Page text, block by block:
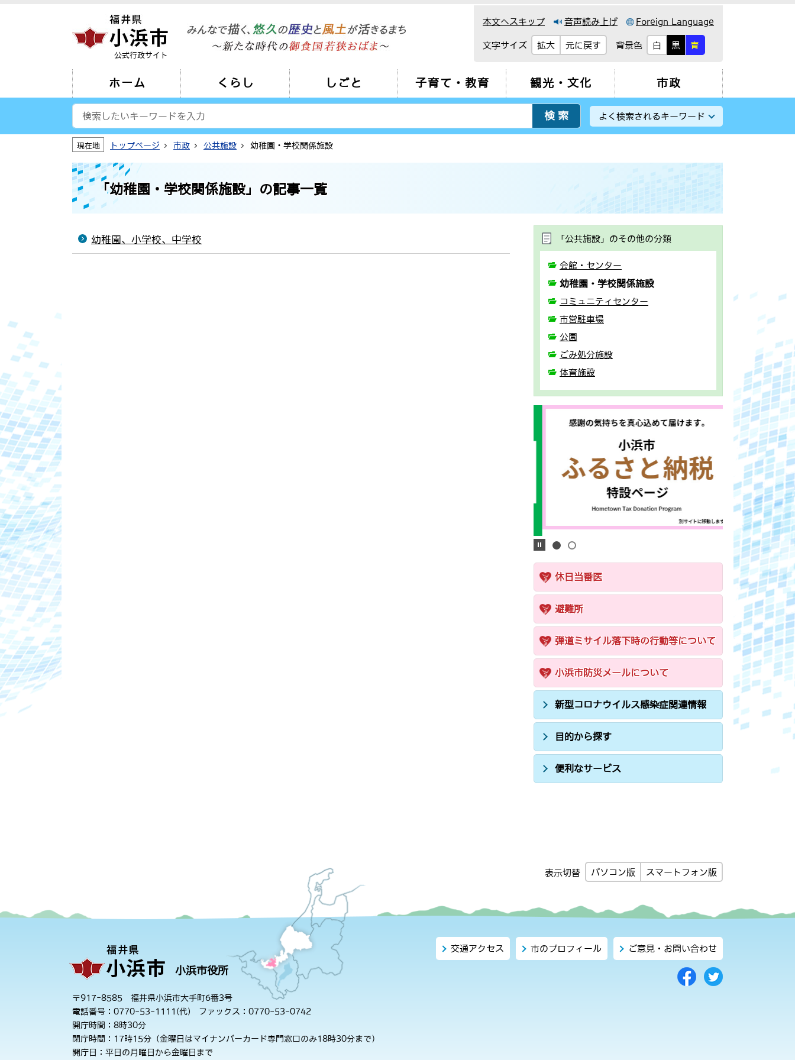
公式行政サイト
本文へスキップ 音声読み上げ Foreign Language
文字サイズ 拡大 元に戻す 背景色 白 黒 青
ホーム くらし しごと 子育て・教育 観光・文化 市政
よく検索されるキーワード
現在地 トップページ 市政 公共施設 幼稚園・学校関係施設
「幼稚園・学校関係施設」の記事一覧
幼稚園、小学校、中学校 「公共施設」のその他の分類
会館・センター
幼稚園・学校関係施設
コミュニティセンター
市営駐車場
公園
ごみ処分施設
体育施設
休日当番医
避難所
弾道ミサイル落下時の行動等について
小浜市防災メールについて
新型コロナウイルス感染症関連情報
目的から探す
便利なサービス
表示切替 パソコン版 スマートフォン版
小浜市役所
〒917-8585 福井県小浜市大手町6番3号
電話番号：0770-53-1111(代) ファックス：0770-53-0742
開庁時間：8時30分
閉庁時間：17時15分（金曜日はマイナンバーカード専門窓口のみ18時30分まで）
開庁日：平日の月曜日から金曜日まで
交通アクセス 市のプロフィール ご意見・お問い合わせ